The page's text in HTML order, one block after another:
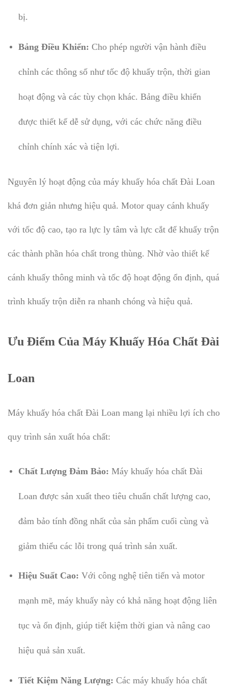
bị.
Bảng Điều Khiển: Cho phép người vận hành điều
chỉnh các thông số như tốc độ khuấy trộn, thời gian
hoạt động và các tùy chọn khác. Bảng điều khiển
được thiết kế dễ sử dụng, với các chức năng điều
chỉnh chính xác và tiện lợi.
Nguyên lý hoạt động của máy khuấy hóa chất Đài Loan
khá đơn giản nhưng hiệu quả. Motor quay cánh khuấy
với tốc độ cao, tạo ra lực ly tâm và lực cắt để khuấy trộn
các thành phần hóa chất trong thùng. Nhờ vào thiết kế
cánh khuấy thông minh và tốc độ hoạt động ổn định, quá
trình khuấy trộn diễn ra nhanh chóng và hiệu quả.
Ưu Điểm Của Máy Khuấy Hóa Chất Đài
Loan
Máy khuấy hóa chất Đài Loan mang lại nhiều lợi ích cho
quy trình sản xuất hóa chất:
Chất Lượng Đảm Bảo: Máy khuấy hóa chất Đài
Loan được sản xuất theo tiêu chuẩn chất lượng cao,
đảm bảo tính đồng nhất của sản phẩm cuối cùng và
giảm thiểu các lỗi trong quá trình sản xuất.
Hiệu Suất Cao: Với công nghệ tiên tiến và motor
mạnh mẽ, máy khuấy này có khả năng hoạt động liên
tục và ổn định, giúp tiết kiệm thời gian và nâng cao
hiệu quả sản xuất.
Tiết Kiệm Năng Lượng: Các máy khuấy hóa chất